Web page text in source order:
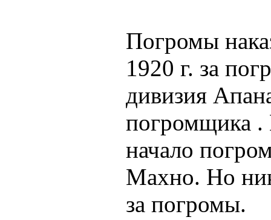
Погромы
1920 г. за
дивизия
погромщика
начало
Махно. Но
за погромы.